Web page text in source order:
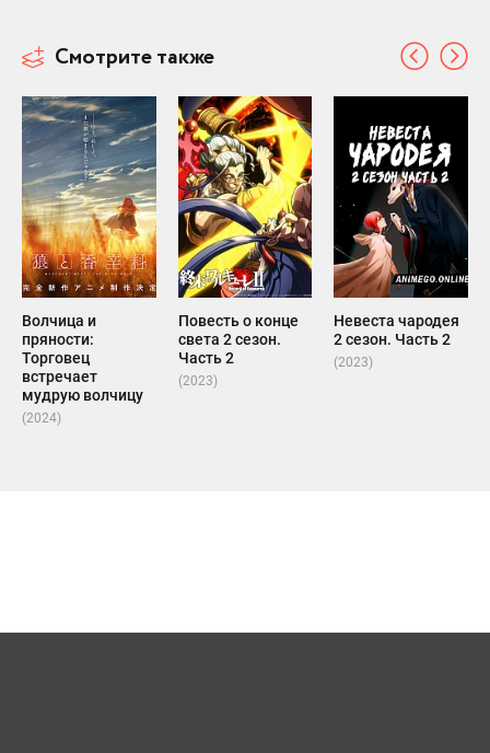
Смотрите также
Волчица и
пряности:
Торговец
встречает
мудрую волчицу
(2024)
Повесть о конце
света 2 сезон.
Часть 2
(2023)
Невеста чародея
2 сезон. Часть 2
(2023)